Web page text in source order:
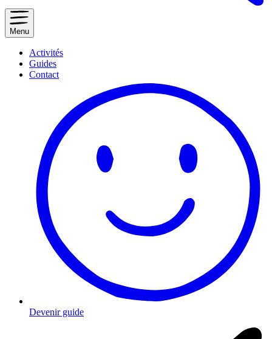
Menu
Activités
Guides
Contact
Devenir guide